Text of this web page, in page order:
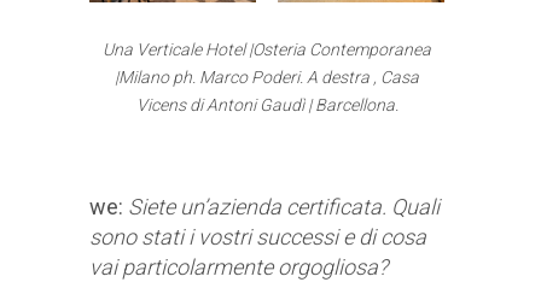
Una Verticale Hotel |Osteria Contemporanea
|Milano ph. Marco Poderi. A destra , Casa
Vicens di Antoni Gaudì | Barcellona.
we: Siete un’azienda certificata. Quali
sono stati i vostri successi e di cosa
vai particolarmente orgogliosa?